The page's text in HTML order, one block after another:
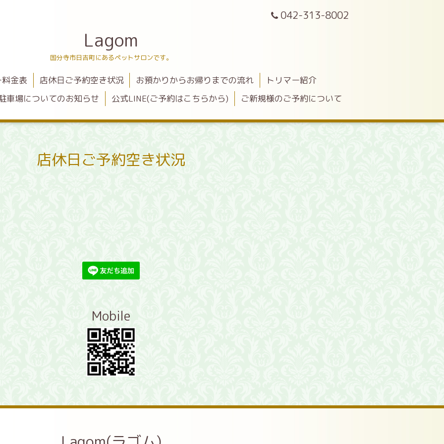
042-313-8002
Lagom
国分寺市日吉町にあるペットサロンです。
金表 店休日ご予約空き状況 お預かりからお帰りまでの流れ
トリマー紹介
車場についてのお知らせ
公式LINE(ご予約はこちらから) ご新規様のご予約について
店休日ご予約空き状況
Mobile